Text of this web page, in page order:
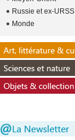
Russie et ex-URSS
Monde